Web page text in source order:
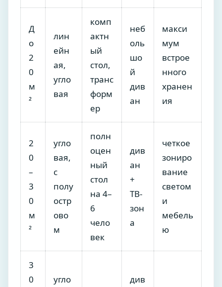
Д
о
2
0
м
²
лин
ейн
ая,
угло
вая
комп
актн
ый
стол,
транс
форм
ер
неб
оль
шо
й
див
ан
макси
мум
встрое
нного
хранен
ия
2
0
–
3
0
м
²
угло
вая,
с
полу
остр
ово
м
полн
оцен
ный
стол
на 4–
6
чело
век
див
ан
+
ТВ-
зон
а
четкое
зониро
вание
светом
и
мебель
ю
3
0
угло
див